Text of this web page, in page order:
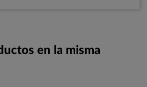
en la misma